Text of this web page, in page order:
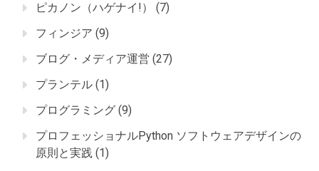
ピカノン（ハゲナイ!）
(7)
フィンジア (9)
ブログ・メディア運営 (27)
プランテル (1)
プログラミング (9)
プロフェッショナルPython ソフトウェアデザインの
原則と実践 (1)